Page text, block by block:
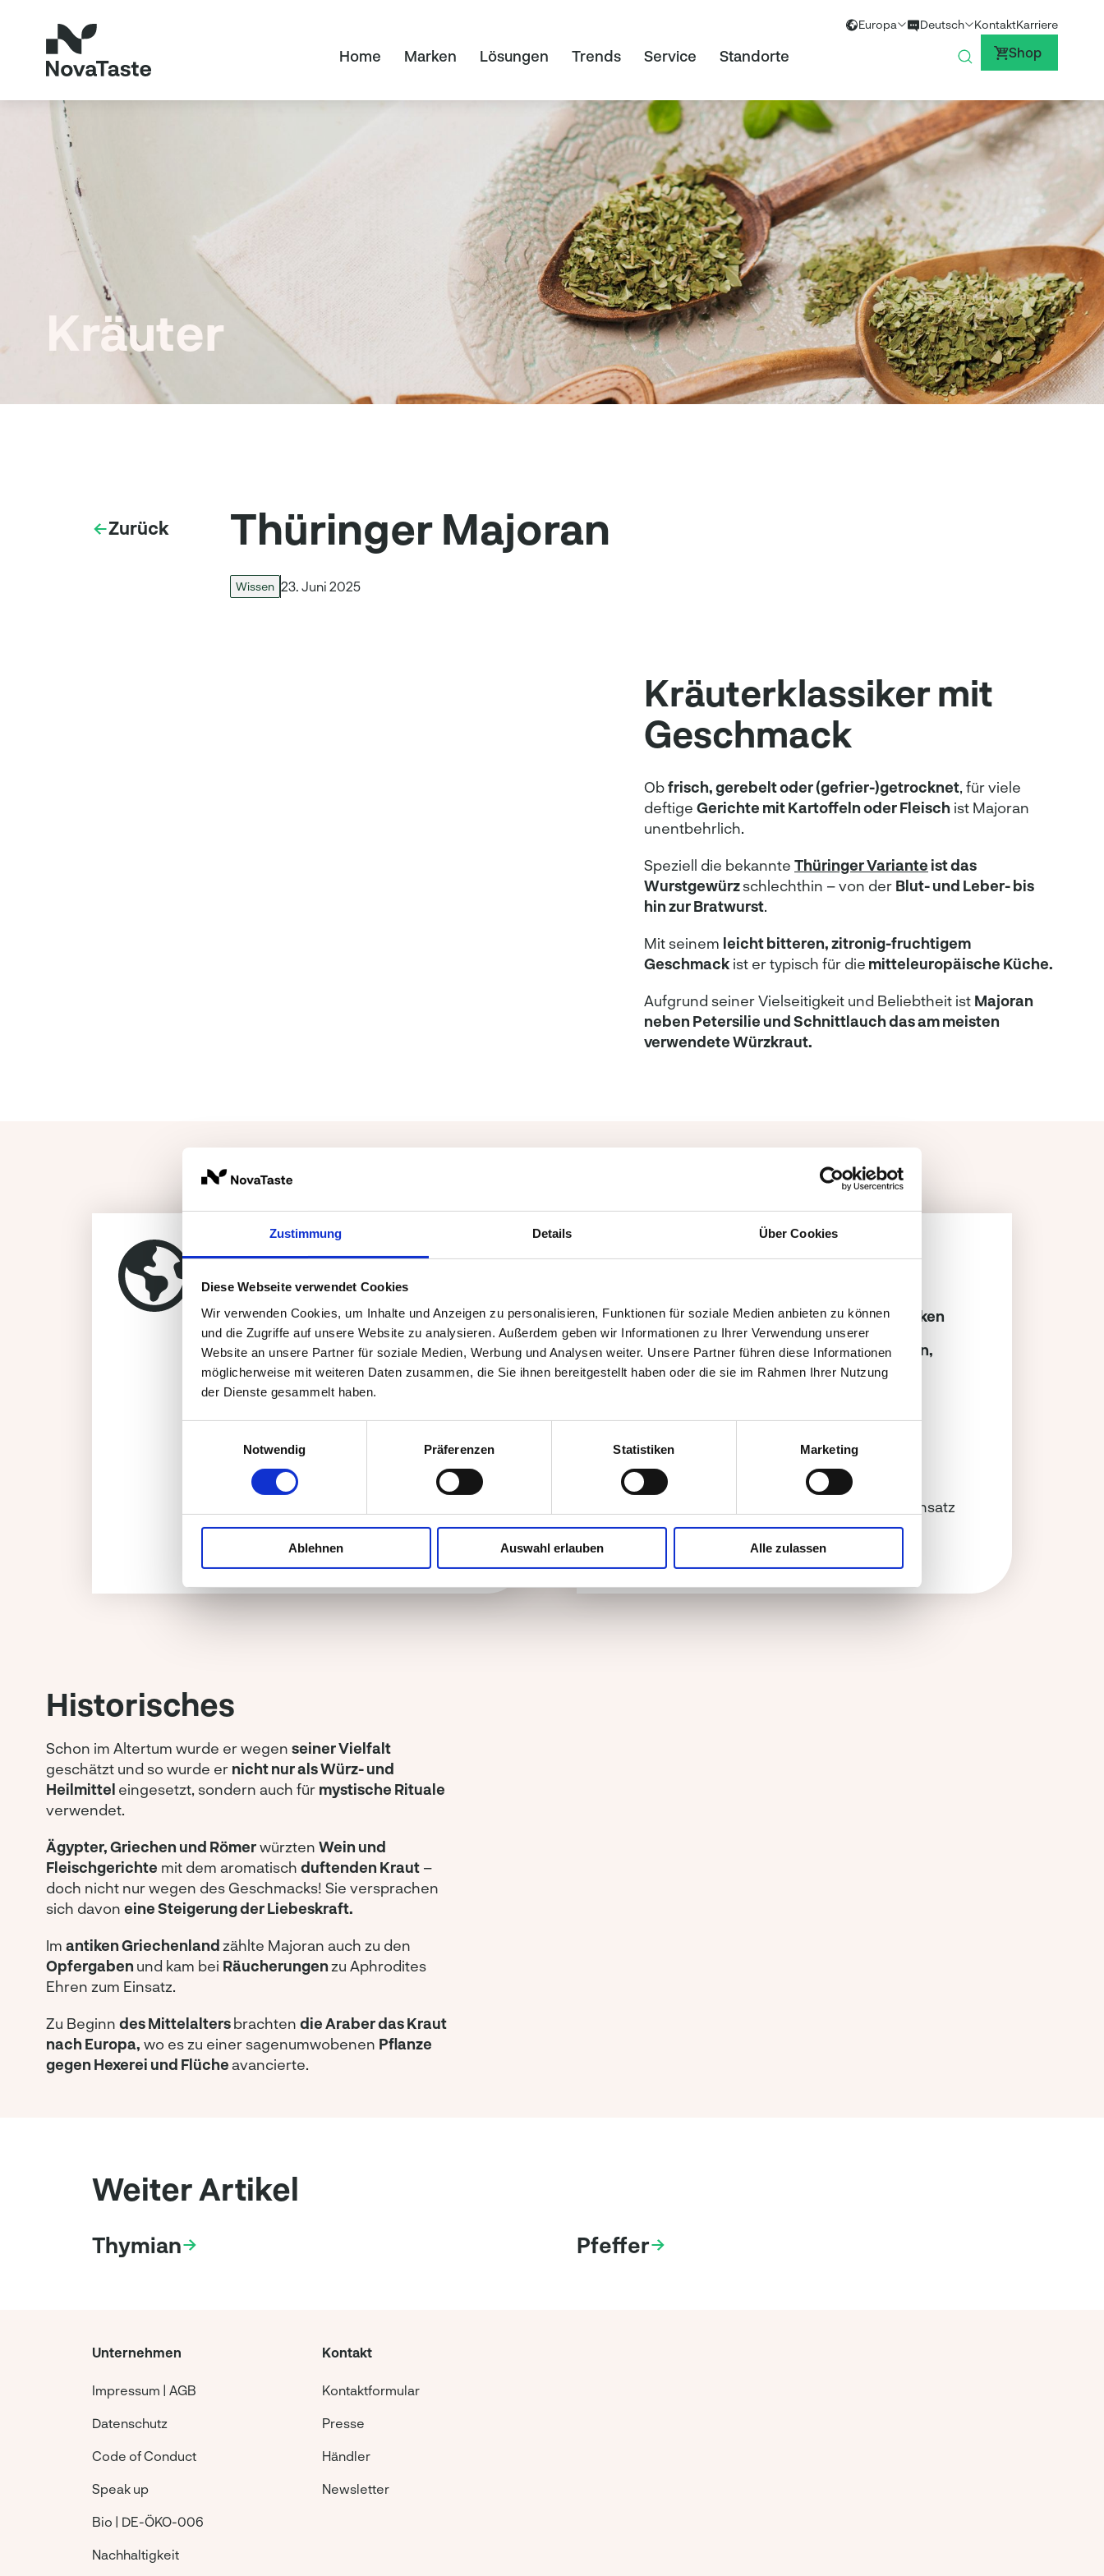
Zustimmung Details Über Cookies
Diese Webseite verwendet Cookies
Wir verwenden Cookies, um Inhalte und Anzeigen zu personalisieren, Funktionen für soziale Medien anbieten zu können
und die Zugriffe auf unsere Website zu analysieren. Außerdem geben wir Informationen zu Ihrer Verwendung unserer
Website an unsere Partner für soziale Medien, Werbung und Analysen weiter. Unsere Partner führen diese Informationen
möglicherweise mit weiteren Daten zusammen, die Sie ihnen bereitgestellt haben oder die sie im Rahmen Ihrer Nutzung
der Dienste gesammelt haben.
Notwendig
Präferenzen Statistiken Marketing
Ablehnen Auswahl erlauben Alle zulassen
Europa
KontaktKarriere
Home Marken Lösungen Trends Service Standorte Shop
Kräuter
Zurück Thüringer Majoran
Wissen 23. Juni 2025
Kräuterklassiker mit
Geschmack
Obfrisch, gerebelt oder (gefrier-)getrocknet, für viele
deftige Gerichte mit Kartoffeln oder Fleisch ist Majoran
unentbehrlich.
Speziell die bekannte Thüringer Variante ist das
Wurstgewürzschlechthin – von der Blut- und Leber- bis
hin zur Bratwurst.
Mit seinem leicht bitteren, zitronig-fruchtigem
Geschmack ist er typisch für die mitteleuropäische Küche.
Aufgrund seiner Vielseitigkeit und Beliebtheit ist Majoran
neben Petersilie und Schnittlauch das am meisten
verwendete Würzkraut.
Herkunft
dieursprüngliche Heimatdes
Majorans istIndiensowie der
östliche Mittelmeerraum
heute wird er inganz Europa und in
Ägypten angebaut: Vor allem in
Ungarn
Das Heilkraut
seelischeUnstimmigkeiten
wirken
man sagt es lindertErkältungen,
Husten,
Entzündungen im
und schlechter
Wundheilung,kann er in der
zum Einsatz
kommen
Historisches
Schon im Altertum wurde er wegen seiner Vielfalt
geschätzt und so wurde er nicht nur als Würz- und
Heilmittel eingesetzt, sondern auch für mystische Rituale
verwendet.
Ägypter, Griechen und Römerwürzten Wein und
Fleischgerichte mit dem aromatisch duftenden Kraut –
doch nicht nur wegen des Geschmacks! Sie versprachen
sich davon eine Steigerung der Liebeskraft.
Im antiken Griechenlandzählte Majoran auch zu den
Opfergaben und kam bei Räucherungenzu Aphrodites
Ehren zum Einsatz.
Zu Beginn des Mittelaltersbrachten die Araber das Kraut
nach Europa, wo es zu einer sagenumwobenen Pflanze
gegen Hexerei und Flücheavancierte.
Weiter Artikel
Thymian Pfeffer
Unternehmen
Impressum | AGB
Datenschutz
Code of Conduct
Speak up
Bio | DE-ÖKO-006
Nachhaltigkeit
Kontakt
Kontaktformular
Presse
Händler
Newsletter